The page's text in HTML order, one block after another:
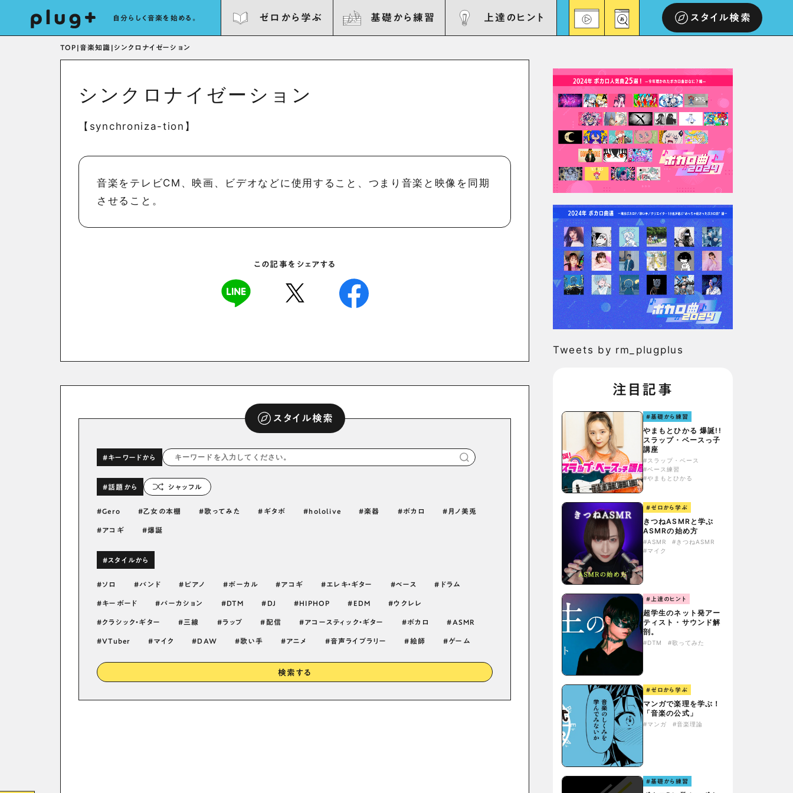
自分らしく音楽を始める。 ゼロから学ぶ 基礎から練習 上達のヒント スタイル検索
TOP |音楽知識 | シンクロナイゼーション
シンクロナイゼーション
【synchroniza-tion】
音楽をテレビCM、映画、ビデオなどに使用すること、つまり音楽と映像を同期
させること。
この記事をシェアする
スタイル検索
#キーワードから
#話題から シャッフル
Gero 乙女の本棚 歌ってみた ギタボ hololive 楽器 ボカロ 月ノ美兎
アコギ 爆誕
#スタイルから
ソロ バンド ピアノ ボーカル アコギ エレキ・ギター ベース ドラム
キーボード パーカション DTM DJ HIPHOP EDM ウクレレ
クラシック・ギター 三線 ラップ 配信 アコースティック・ギター ボカロ ASMR
VTuber マイク DAW 歌い手 アニメ 音声ライブラリー 絵師 ゲーム
検索する
Tweets by rm_plugplus
注目記事
#基礎から練習
やまもとひかる 爆誕!!
スラップ・ベースっ子
講座
#スラップ・ベース
#ベース練習
#やまもとひかる
#ゼロから学ぶ
きつねASMRと学ぶ
ASMRの始め方
#ASMR
#きつねASMR
#マイク
#上達のヒント
超学生のネット発アー
ティスト・サウンド解
剖。
#DTM #歌ってみた
#ゼロから学ぶ
マンガで楽理を学ぶ！
「音楽の公式」
#マンガ #音楽理論
#基礎から練習